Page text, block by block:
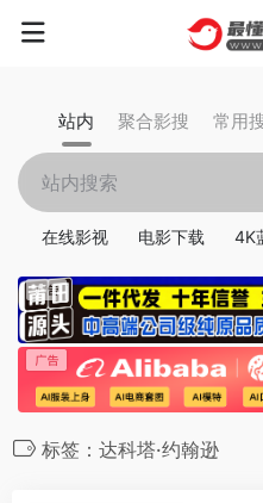
站内 聚合影搜 常用
在线影视 电影下载 4K
标签：达科塔·约翰逊